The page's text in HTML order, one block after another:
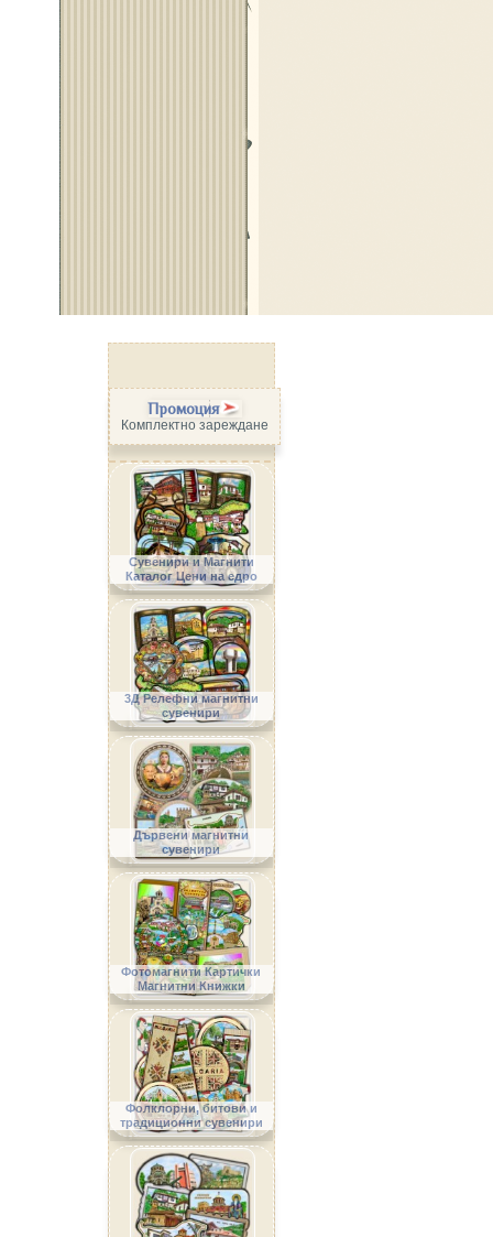
Промоция
Комплектно зареждане
Сувенири и Магнити
Каталог Цени на едро
3Д Релефни магнитни
сувенири
Дървени магнитни
сувенири
Фотомагнити Картички
Магнитни Книжки
Фолклорни, битови и
традиционни сувенири